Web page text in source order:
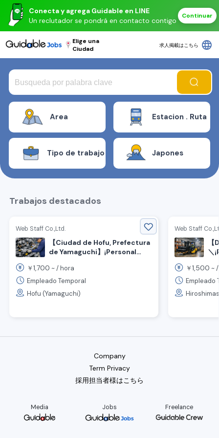
Conecta y agrega Guidable en LINE
Un reclutador se pondrá en contacto contigo
Continuar
Elige una
Ciudad
求人掲載はこちら language
Area Estacion . Ruta
Tipo de trabajo Japones
Trabajos destacados
Web Staff Co.,Ltd.
【Ciudad de Hofu, Prefectura
de Yamaguchi】¡Personal
activamente! Trabajo de
procesamiento de piezas de
automóviles de un gran
fabricante.
￥1,700 ~ /hora
Empleado Temporal
Hofu (Yamaguchi)
Web Staff
＼
￥1,500 ~
Empleado
Company
Term Privacy
採用担当者様はこちら
Media Jobs Freelance